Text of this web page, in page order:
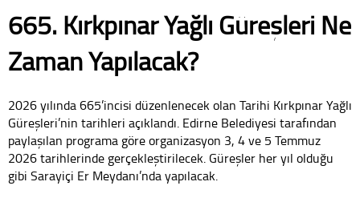
665. Kırkpınar Yağlı Güreşleri Ne
Zaman Yapılacak?
2026 yılında 665’incisi düzenlenecek olan Tarihi Kırkpınar Yağlı
Güreşleri’nin tarihleri açıklandı. Edirne Belediyesi tarafından
paylaşılan programa göre organizasyon 3, 4 ve 5 Temmuz
2026 tarihlerinde gerçekleştirilecek. Güreşler her yıl olduğu
gibi Sarayiçi Er Meydanı’nda yapılacak.